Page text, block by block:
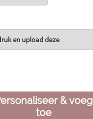
& voeg
toe